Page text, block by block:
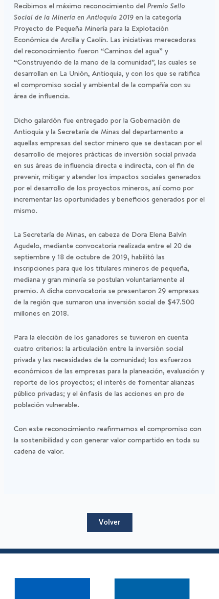
Recibimos el máximo reconocimiento del Premio Sello
Social de la Minería en Antioquia 2019en la categoría
Proyecto de Pequeña Minería para la Explotación
Económica de Arcilla y Caolín. Las iniciativas merecedoras
del reconocimiento fueron “Caminos del agua” y
“Construyendo de la mano de la comunidad”, las cuales se
desarrollan en La Unión, Antioquia, y con los que se ratifica
el compromiso social y ambiental de la compañía con su
área de influencia.
Dicho galardón fue entregado por la Gobernación de
Antioquia y la Secretaría de Minas del departamento a
aquellas empresas del sector minero que se destacan por el
desarrollo de mejores prácticas de inversión social privada
en sus áreas de influencia directa e indirecta, con el fin de
prevenir, mitigar y atender los impactos sociales generados
por el desarrollo de los proyectos mineros, así como por
incrementar las oportunidades y beneficios generados por el
mismo.
La Secretaría de Minas, en cabeza de Dora Elena Balvín
Agudelo, mediante convocatoria realizada entre el 20 de
septiembre y 18 de octubre de 2019, habilitó las
inscripciones para que los titulares mineros de pequeña,
mediana y gran minería se postulan voluntariamente al
premio. A dicha convocatoria se presentaron 29 empresas
de la región que sumaron una inversión social de $47.500
millones en 2018.
Para la elección de los ganadores se tuvieron en cuenta
cuatro criterios: la articulación entre la inversión social
privada y las necesidades de la comunidad; los esfuerzos
económicos de las empresas para la planeación, evaluación y
reporte de los proyectos; el interés de fomentar alianzas
público privadas; y el énfasis de las acciones en pro de
población vulnerable.
Con este reconocimiento reafirmamos el compromiso con
la sostenibilidad y con generar valor compartido en toda su
cadena de valor.
Volver